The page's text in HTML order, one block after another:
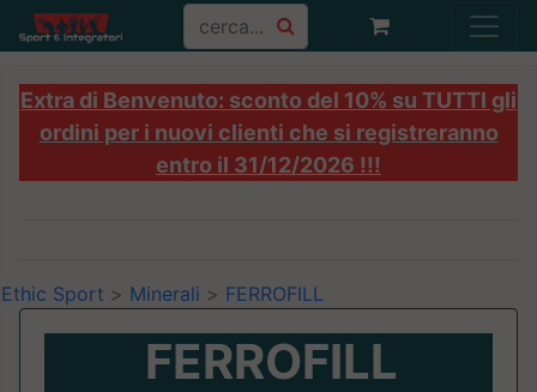
Extra di Benvenuto: sconto del 10% su TUTTI gli
ordini per i nuovi clienti che si registreranno
entro il 31/12/2026 !!!
Ethic Sport > Minerali > FERROFILL
FERROFILL